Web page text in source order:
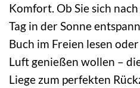
Komfort. Ob Sie sich
Tag in der Sonne
Buch im Freien lesen
Luft genießen wollen –
Liege zum perfekten